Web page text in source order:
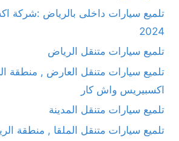
تلميع سيارات داخلى بالرياض :شركة
2024
تلميع سيارات متنقل الرياض
تلميع سيارات متنقل العارض , منطقة
اكسبيريس واش كار
تلميع سيارات متنقل المدينة
تلميع سيارات متنقل الملقا , منطقة